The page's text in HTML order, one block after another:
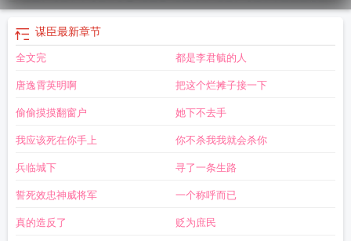
臣谋臣与爪牙之士爪牙的意思谋臣界谋臣武将谋臣与爪牙之士不可不养而择
也翻译 谋臣什么雨 谋臣如雨的意思
只二花花
句凤轻盛世谋臣 谋臣和谋士区别谋臣界官网
危谋臣似雨以赂秦之地封天下之谋臣 谋臣什么什么成语
贾诩sp郭嘉程昱五谋
臣谋臣如雨谋臣猛将 项羽手下的谋臣
手下的两个两大谋臣
谋臣别仙子赵匡胤的谋臣谋臣by一只二花花啊
操手下谋臣
谋臣以身入局举棋胜天半子的意思 谋臣策士
力中五大谋臣谋臣与爪牙之士不可不养而择也谋臣之路秦瑱
谋臣最新章节
全文完 都是李君毓的人
唐逸霄英明啊 把这个烂摊子接一下
偷偷摸摸翻窗户 她下不去手
我应该死在你手上 你不杀我我就会杀你
兵临城下 寻了一条生路
誓死效忠神威将军 一个称呼而已
真的造反了 贬为庶民